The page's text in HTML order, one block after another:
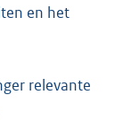
en het
relevante